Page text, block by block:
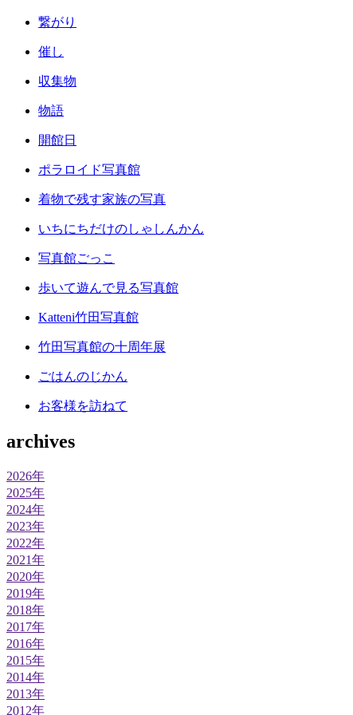
繋がり
催し
収集物
物語
開館日
ポラロイド写真館
着物で残す家族の写真
いちにちだけのしゃしんかん
写真館ごっこ
歩いて遊んで見る写真館
Katteni竹田写真館
竹田写真館の十周年展
ごはんのじかん
お客様を訪ねて
archives
2026年
2025年
2024年
2023年
2022年
2021年
2020年
2019年
2018年
2017年
2016年
2015年
2014年
2013年
2012年